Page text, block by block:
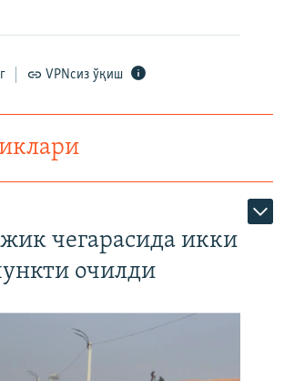
VPNсиз ўқиш
чегарасида икки
очилди